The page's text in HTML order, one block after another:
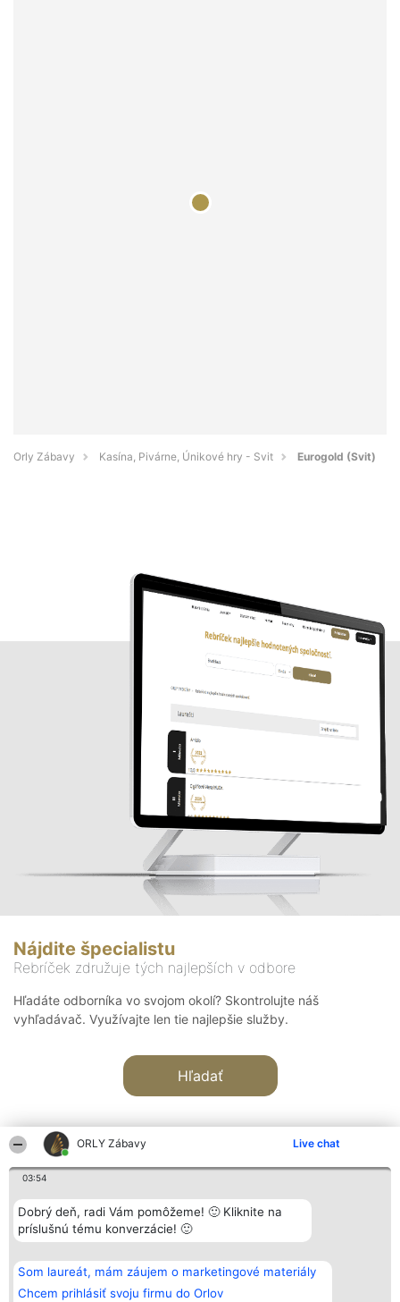
ORLY Zábavy Live chat
03:54
Dobrý deň, radi Vám pomôžeme! 🙂 Kliknite na
príslušnú tému konverzácie! 🙂
Som laureát, mám záujem o marketingové materiály
Chcem prihlásiť svoju firmu do Orlov
Orly Zábavy Kasína, Pivárne, Únikové hry - Svit Eurogold (Svit)
Nájdite špecialistu
Rebríček združuje tých najlepších v odbore
Hľadáte odborníka vo svojom okolí? Skontrolujte náš
vyhľadávač. Využívajte len tie najlepšie služby.
Hľadať
Organizátor hodnotenia
Bright Side Solutions sp. z o.
o. sp. k.
Wrocław 50-079
KRS 0000749100 | Regon
381313360 | NIP 8943132676
Hodnotenie
Laureáti
Lista
Laureatów
Podmienky
Obchodné
Kontakt
Kontakt